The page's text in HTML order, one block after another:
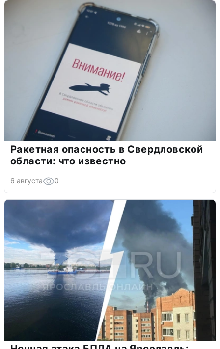
Ракетная опасность в Свердловской
области: что известно
6 августа 0